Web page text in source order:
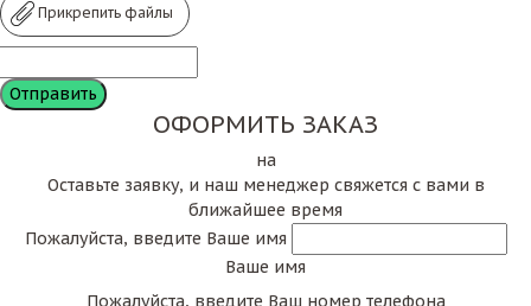
Прикрепить файлы
ОФОРМИТЬ ЗАКАЗ
на
Оставьте заявку, и наш менеджер свяжется с вами в
ближайшее время
Пожалуйста, введите Ваше имя
Ваше имя
Пожалуйста, введите Ваш номер телефона